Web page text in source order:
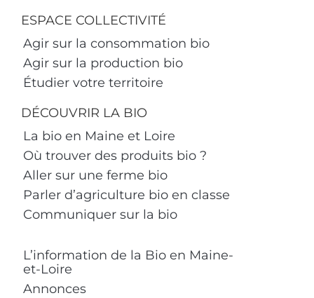
ESPACE COLLECTIVITÉ
Agir sur la consommation bio
Agir sur la production bio
Étudier votre territoire
DÉCOUVRIR LA BIO
La bio en Maine et Loire
Où trouver des produits bio ?
Aller sur une ferme bio
Parler d’agriculture bio en classe
Communiquer sur la bio
L’information de la Bio en Maine-
et-Loire
Annonces